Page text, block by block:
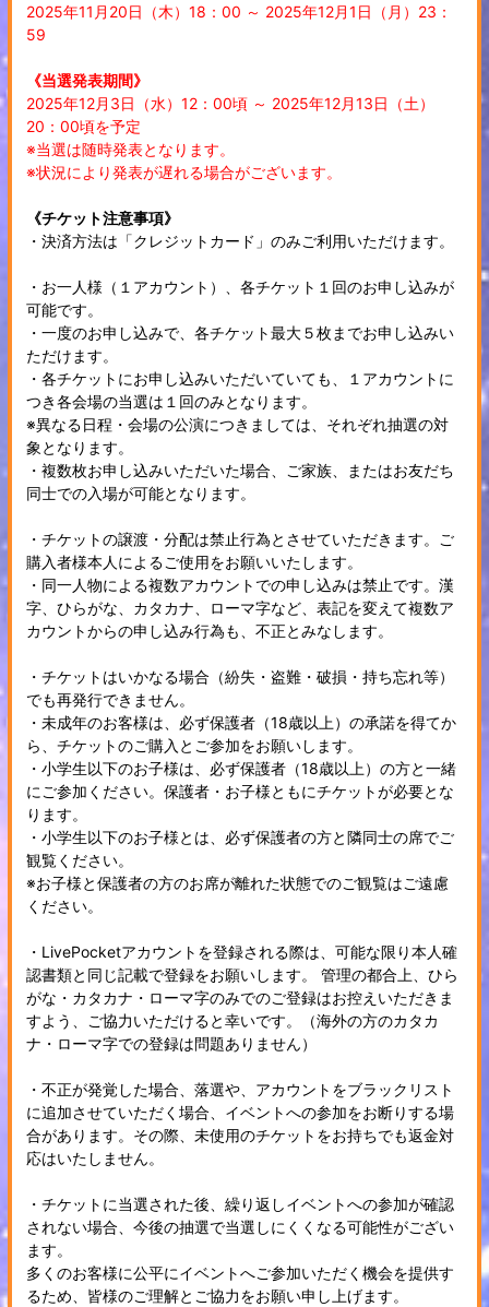
2025年11月20日（木）18：00 ～ 2025年12月1日（月）23：
59
《当選発表期間》
2025年12月3日（水）12：00頃 ～ 2025年12月13日（土）
20：00頃を予定
※当選は随時発表となります。
※状況により発表が遅れる場合がございます。
《チケット注意事項》
・決済方法は「クレジットカード」のみご利用いただけます。
・お一人様（１アカウント）、各チケット１回のお申し込みが
可能です。
・一度のお申し込みで、各チケット最大５枚までお申し込みい
ただけます。
・各チケットにお申し込みいただいていても、１アカウントに
つき各会場の当選は１回のみとなります。
※異なる日程・会場の公演につきましては、それぞれ抽選の対
象となります。
・複数枚お申し込みいただいた場合、ご家族、またはお友だち
同士での入場が可能となります。
・チケットの譲渡・分配は禁止行為とさせていただきます。ご
購入者様本人によるご使用をお願いいたします。
・同一人物による複数アカウントでの申し込みは禁止です。漢
字、ひらがな、カタカナ、ローマ字など、表記を変えて複数ア
カウントからの申し込み行為も、不正とみなします。
・チケットはいかなる場合（紛失・盗難・破損・持ち忘れ等）
でも再発行できません。
・未成年のお客様は、必ず保護者（18歳以上）の承諾を得てか
ら、チケットのご購入とご参加をお願いします。
・小学生以下のお子様は、必ず保護者（18歳以上）の方と一緒
にご参加ください。保護者・お子様ともにチケットが必要とな
ります。
・小学生以下のお子様とは、必ず保護者の方と隣同士の席でご
観覧ください。
※お子様と保護者の方のお席が離れた状態でのご観覧はご遠慮
ください。
・LivePocketアカウントを登録される際は、可能な限り本人確
認書類と同じ記載で登録をお願いします。 管理の都合上、ひら
がな・カタカナ・ローマ字のみでのご登録はお控えいただきま
すよう、ご協力いただけると幸いです。（海外の方のカタカ
ナ・ローマ字での登録は問題ありません）
・不正が発覚した場合、落選や、アカウントをブラックリスト
に追加させていただく場合、イベントへの参加をお断りする場
合があります。その際、未使用のチケットをお持ちでも返金対
応はいたしません。
・チケットに当選された後、繰り返しイベントへの参加が確認
されない場合、今後の抽選で当選しにくくなる可能性がござい
ます。
多くのお客様に公平にイベントへご参加いただく機会を提供す
るため、皆様のご理解とご協力をお願い申し上げます。